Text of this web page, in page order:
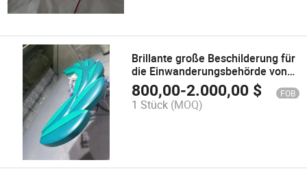
Brillante große Beschilderung für
die Einwanderungsbehörde von
Hongkong
800,00-2.000,00 $ FOB
1 Stück (MOQ)